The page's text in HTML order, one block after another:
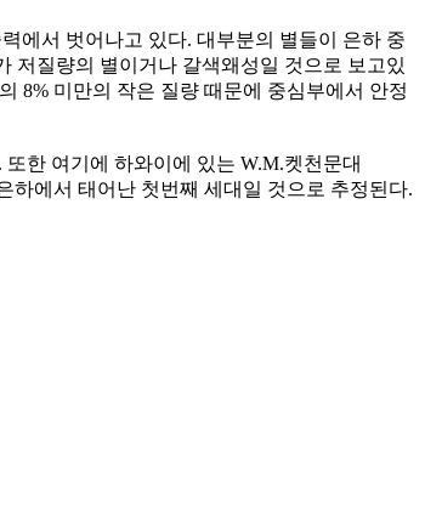
에서 벗어나고 있다. 대부분의 별들이 은하 중
저질량의 별이거나 갈색왜성일 것으로 보고있
8% 미만의 작은 질량 때문에 중심부에서 안정
한 여기에 하와이에 있는 W.M.켓천문대
하에서 태어난 첫번째 세대일 것으로 추정된다.